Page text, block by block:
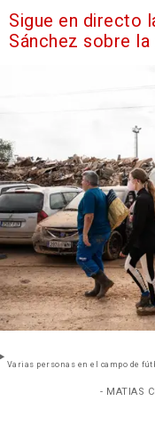
Sigue en directo
Sánchez sobre
Varias personas en el campo de
- MATIAS